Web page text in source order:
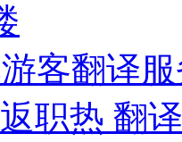
客翻译
职热 翻